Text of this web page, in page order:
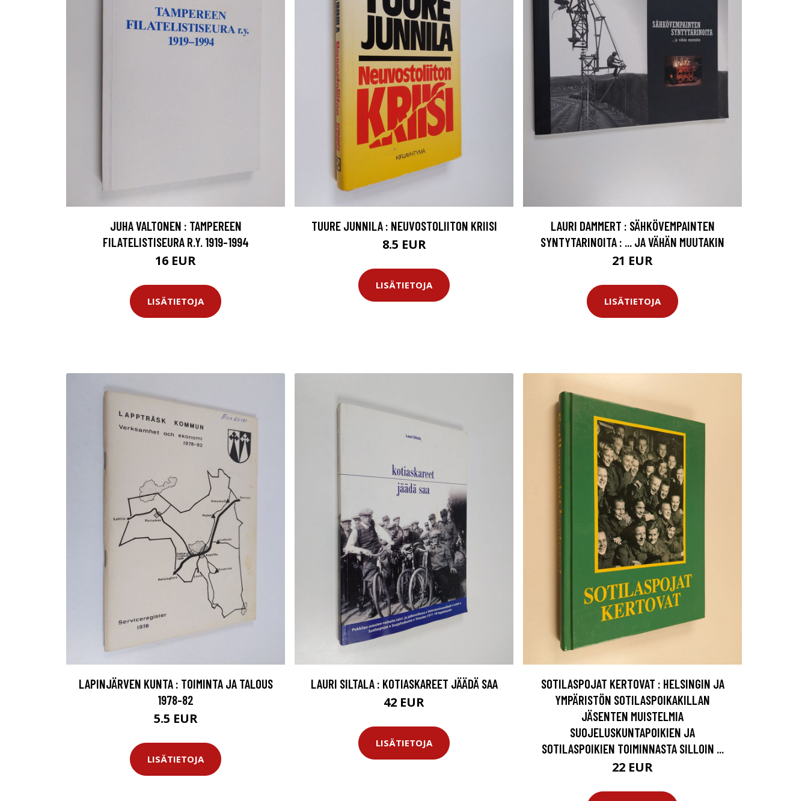
JUHA VALTONEN : TAMPEREEN
FILATELISTISEURA R.Y. 1919-1994
16 EUR
LISÄTIETOJA
TUURE JUNNILA : NEUVOSTOLIITON KRIISI
8.5 EUR
LISÄTIETOJA
LAURI DAMMERT : SÄHKÖVEMPAINTEN
SYNTYTARINOITA : ... JA VÄHÄN MUUTAKIN
21 EUR
LISÄTIETOJA
LAPINJÄRVEN KUNTA : TOIMINTA JA TALOUS
1978-82
5.5 EUR
LISÄTIETOJA
LAURI SILTALA : KOTIASKAREET JÄÄDÄ SAA
42 EUR
LISÄTIETOJA
SOTILASPOJAT KERTOVAT : HELSINGIN JA
YMPÄRISTÖN SOTILASPOIKAKILLAN
JÄSENTEN MUISTELMIA
SUOJELUSKUNTAPOIKIEN JA
SOTILASPOIKIEN TOIMINNASTA SILLOIN ...
22 EUR